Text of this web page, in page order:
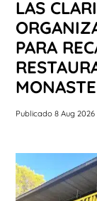
LAS
PARA
Publicado 8 Aug 2026